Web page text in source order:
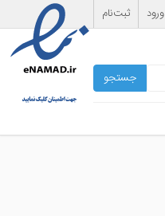
ورود ثبت‌نام
جستجو